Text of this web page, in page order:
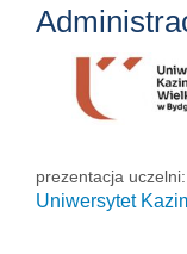
prezentacja uczelni:
Uniwersytet